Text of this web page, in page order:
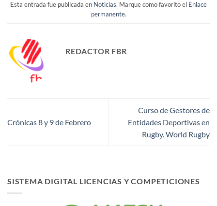
Esta entrada fue publicada en Noticias. Marque como favorito el Enlace
permanente.
REDACTOR FBR
Crónicas 8 y 9 de Febrero
Curso de Gestores de
Entidades Deportivas en
Rugby. World Rugby
SISTEMA DIGITAL LICENCIAS Y COMPETICIONES